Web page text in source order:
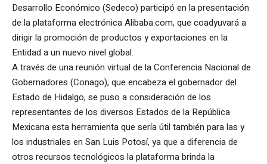
Desarrollo Económico (Sedeco) participó en la presentación
de la plataforma electrónica Alibaba.com, que coadyuvará a
dirigir la promoción de productos y exportaciones en la
Entidad a un nuevo nivel global.
A través de una reunión virtual de la Conferencia Nacional de
Gobernadores (Conago), que encabeza el gobernador del
Estado de Hidalgo, se puso a consideración de los
representantes de los diversos Estados de la República
Mexicana esta herramienta que sería útil también para las y
los industriales en San Luis Potosí, ya que a diferencia de
otros recursos tecnológicos la plataforma brinda la